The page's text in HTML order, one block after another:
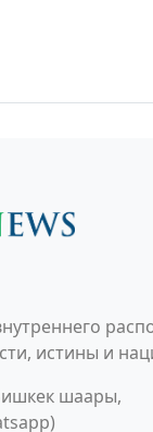
истины и
шаары,